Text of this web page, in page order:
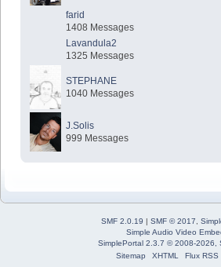
farid
1408 Messages
Lavandula2
1325 Messages
STEPHANE
1040 Messages
J.Solis
999 Messages
SMF 2.0.19 | SMF © 2017
Simple Audio Video
SimplePortal 2.3.7 © 2008-2026,
Sitemap
XHTML Flux RSS